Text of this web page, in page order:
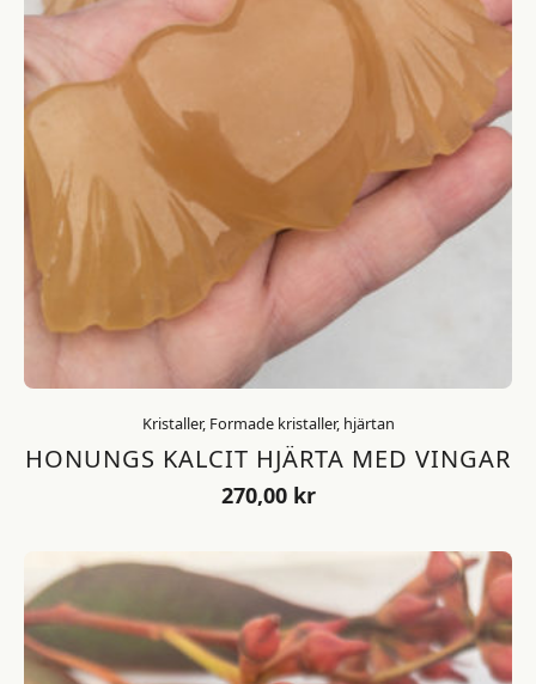
Kristaller, Formade kristaller, hjärtan
HONUNGS KALCIT HJÄRTA MED VINGAR
270,00 kr